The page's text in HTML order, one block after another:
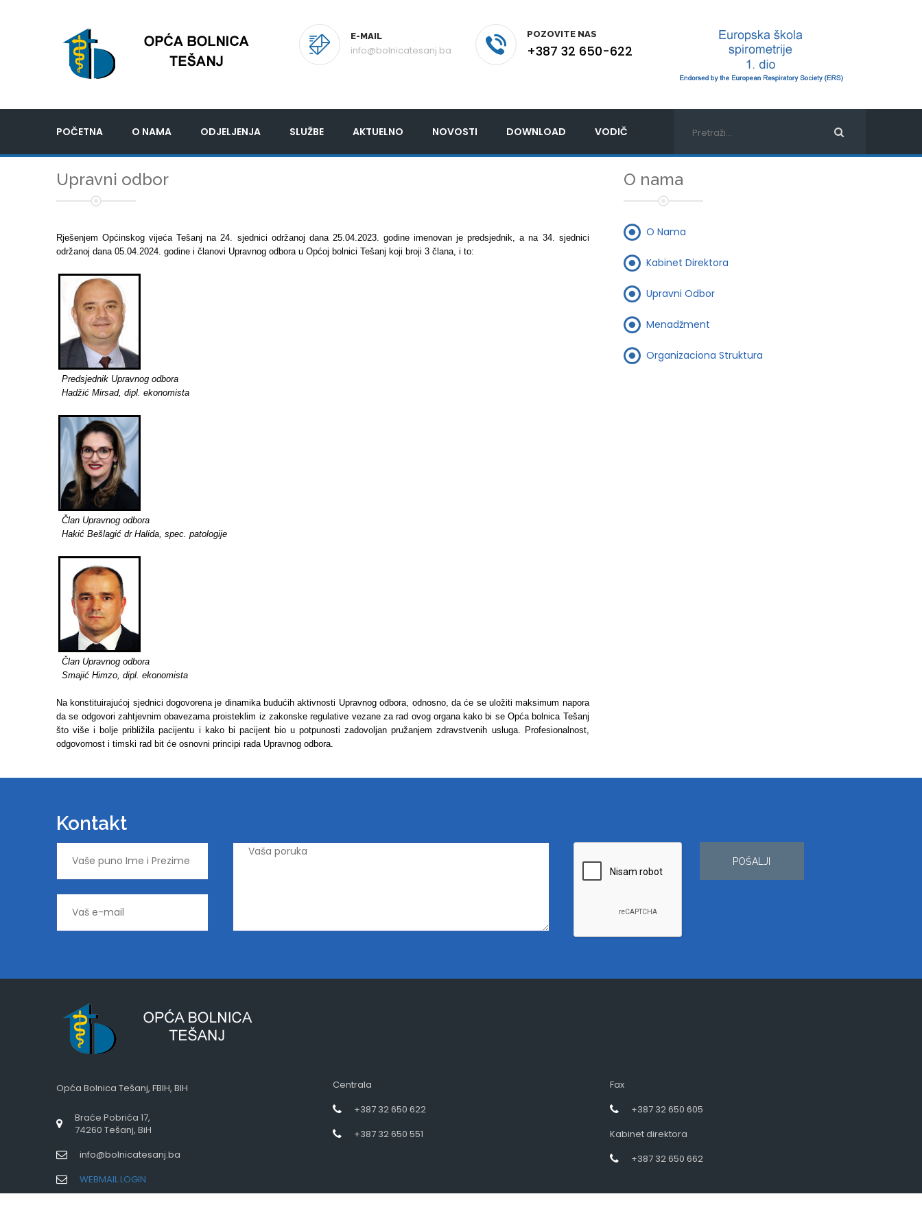
E-MAIL
info@bolnicatesanj.ba
POZOVITE NAS
+387 32 650-622
POČETNA O NAMA ODJELJENJA SLUŽBE AKTUELNO NOVOSTI DOWNLOAD VODIČ
Upravni odbor
Rješenjem Općinskog vijeća Tešanj na 24. sjednici održanoj dana 25.04.2023. godine imenovan je predsjednik, a na 34. sjednici
održanoj dana 05.04.2024. godine i članovi Upravnog odbora u Općoj bolnici Tešanj koji broji 3 člana, i to:
Predsjednik Upravnog odbora
Hadžić Mirsad, dipl. ekonomista
Član Upravnog odbora
Hakić Bešlagić dr Halida, spec. patologije
Član Upravnog odbora
Smajić Himzo, dipl. ekonomista
Na konstituirajućoj sjednici dogovorena je dinamika budućih aktivnosti Upravnog odbora, odnosno, da će se uložiti maksimum napora
da se odgovori zahtjevnim obavezama proisteklim iz zakonske regulative vezane za rad ovog organa kako bi se Opća bolnica Tešanj
što više i bolje približila pacijentu i kako bi pacijent bio u potpunosti zadovoljan pružanjem zdravstvenih usluga. Profesionalnost,
odgovornost i timski rad bit će osnovni principi rada Upravnog odbora.
O nama
O Nama
Kabinet Direktora
Upravni Odbor
Menadžment
Organizaciona Struktura
Kontakt
POŠALJI
Opća Bolnica Tešanj, FBIH, BIH
Braće Pobrića 17,
74260 Tešanj, BiH
info@bolnicatesanj.ba
WEBMAIL LOGIN
Centrala
+387 32 650 622
+387 32 650 551
Fax
+387 32 650 605
Kabinet direktora
+387 32 650 662